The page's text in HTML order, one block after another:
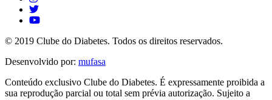
© 2019 Clube do Diabetes. Todos os direitos reservados.
Desenvolvido por: mufasa
Conteúdo exclusivo Clube do Diabetes. É expressamente proibida a
sua reprodução parcial ou total sem prévia autorização. Sujeito a